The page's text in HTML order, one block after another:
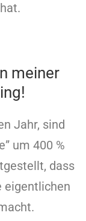
meiner
Jahr, sind
um 400 %
dass
eigentlichen